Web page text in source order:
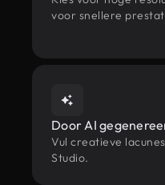
voor snellere
Door AI
Vul creatieve
Studio.